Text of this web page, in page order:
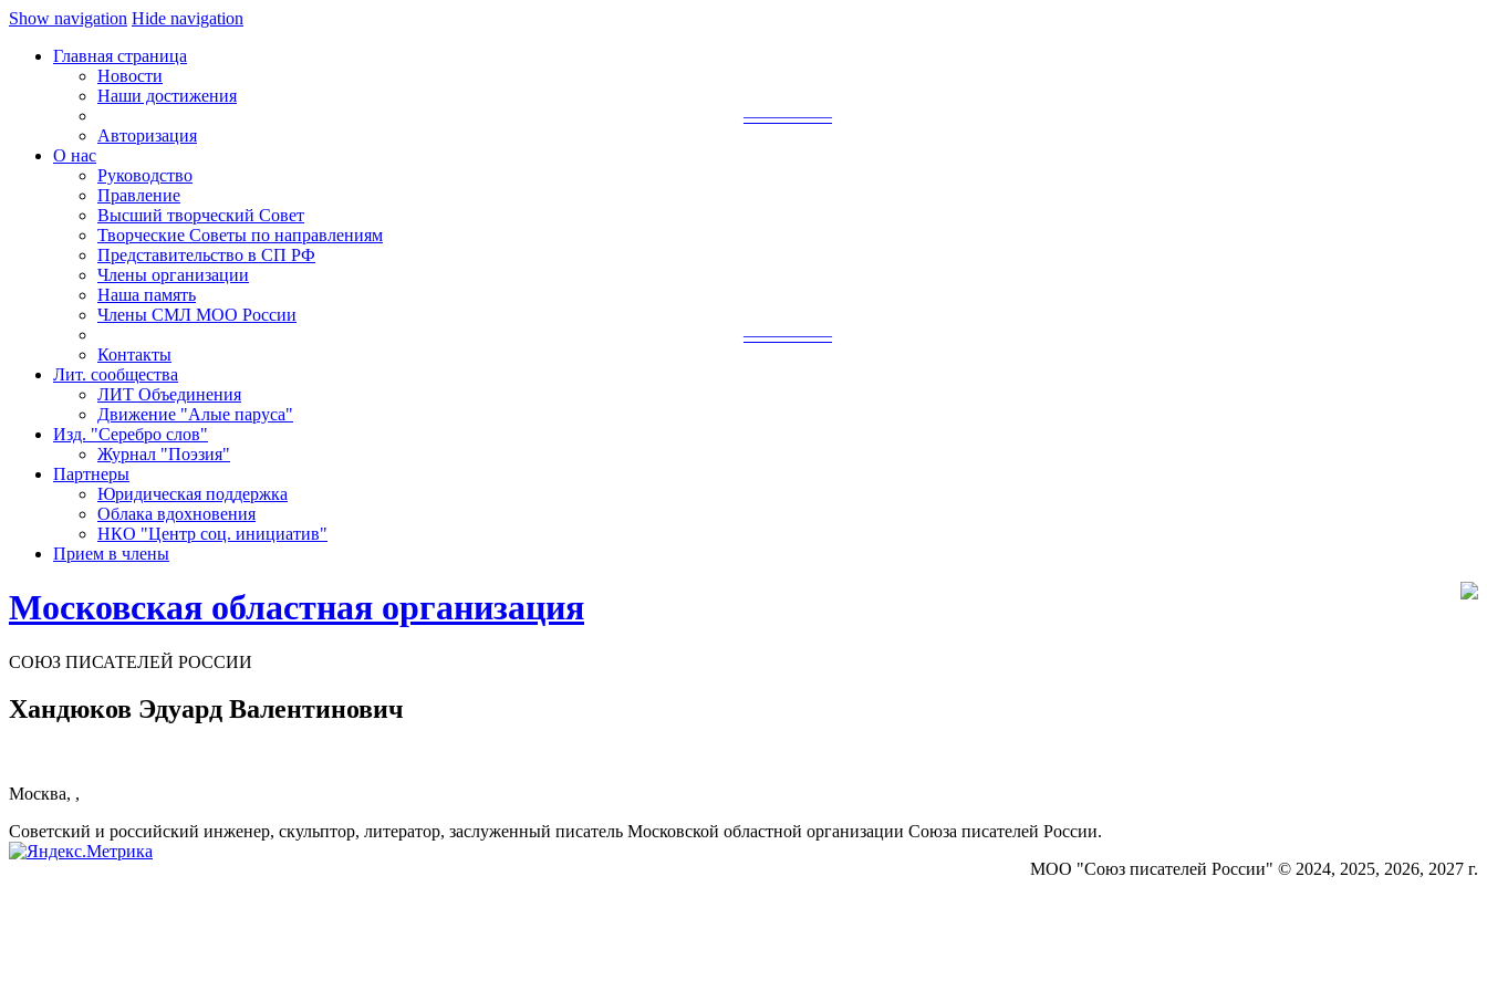
Show navigation Hide navigation
Главная страница
Новости
Наши достижения
—————
Авторизация
О нас
Руководство
Правление
Высший творческий Совет
Творческие Советы по направлениям
Представительство в СП РФ
Члены организации
Наша память
Члены СМЛ МОО России
—————
Контакты
Лит. сообщества
ЛИТ Объединения
Движение "Алые паруса"
Изд. "Серебро слов"
Журнал "Поэзия"
Партнеры
Юридическая поддержка
Облака вдохновения
НКО "Центр соц. инициатив"
Прием в члены
Московская областная организация
СОЮЗ ПИСАТЕЛЕЙ РОССИИ
Хандюков Эдуард Валентинович
Москва, ,
Советский и российский инженер, скульптор, литератор, заслуженный писатель Московской областной организации Союза писателей России.
МОО "Союз писателей России" © 2024, 2025, 2026, 2027 г.